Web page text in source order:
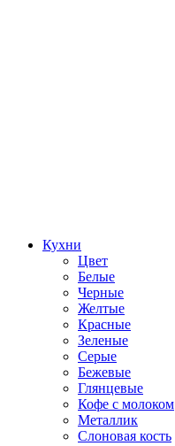
Кухни
Цвет
Белые
Черные
Желтые
Красные
Зеленые
Серые
Бежевые
Глянцевые
Кофе с молоком
Металлик
Слоновая кость